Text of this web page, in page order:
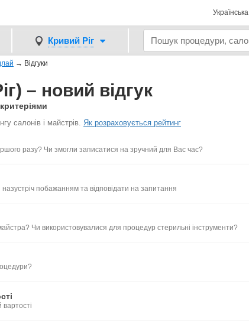
Українська
Кривий Ріг
→ Відгуки
– новий відгук
салонів і майстрів. Як розраховується рейтинг
разу? Чи змогли записатися на зручний для Вас час?
назустріч побажанням та відповідати на запитання
Чи використовувалися для процедур стерильні інструменти?
вартості